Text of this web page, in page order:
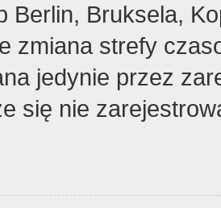
Berlin, Bruksela,
zmiana strefy
jedynie przez
się nie